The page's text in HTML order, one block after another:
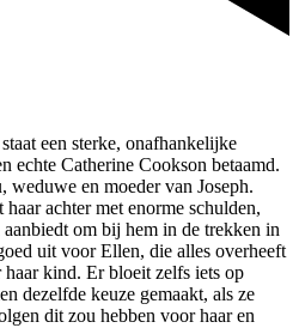
een sterke, onafhankelijke
echte Catherine Cookson betaamd.
weduwe en moeder van Joseph.
achter met enorme schulden,
om bij hem in de trekken in
uit voor Ellen, die alles overheeft
kind. Er bloeit zelfs iets op
dezelfde keuze gemaakt, als ze
dit zou hebben voor haar en